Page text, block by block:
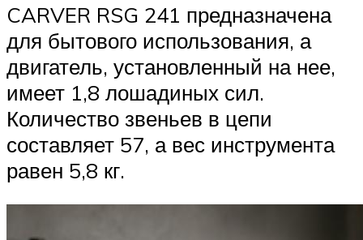
CARVER RSG 241 предназначена
для бытового использования, а
двигатель, установленный на нее,
имеет 1,8 лошадиных сил.
Количество звеньев в цепи
составляет 57, а вес инструмента
равен 5,8 кг.